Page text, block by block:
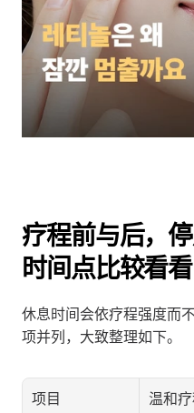
疗程前与后，
时间点比较看看
休息时间会依疗程强度而
项并列，大致整理如下。
项目 温和